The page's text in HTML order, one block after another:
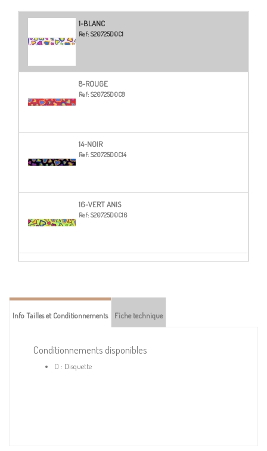
1-BLANC
Ref: S20725D0C1
8-ROUGE
Ref: S20725D0C8
14-NOIR
Ref: S20725D0C14
16-VERT ANIS
Ref: S20725D0C16
20-BLEU GITANE
Info Tailles et Conditionnements Fiche technique
Conditionnements disponibles
D : Disquette